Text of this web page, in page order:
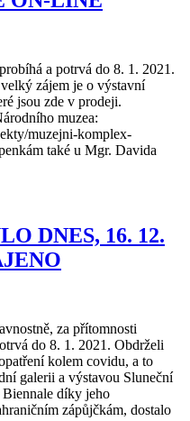
a potrvá do 8. 1. 2021.
zájem je o výstavní
jsou zde v prodeji.
muzea:
muzejni-komplex-
také u Mgr. Davida
DNES, 16. 12.
za přítomnosti
do 8. 1. 2021. Obdrželi
kolem covidu, a to
galerii a výstavou Sluneční
díky jeho
zápůjčkám, dostalo